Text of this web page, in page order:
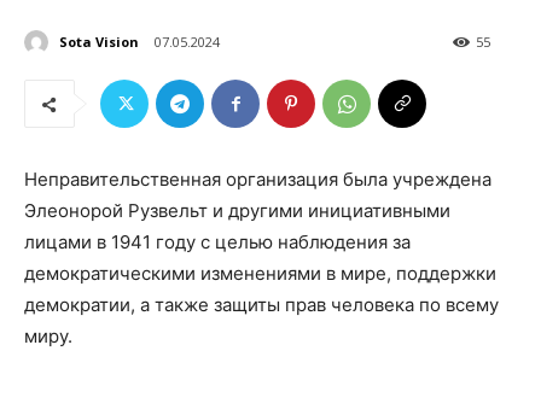
Sota Vision 07.05.2024 55
Неправительственная организация была учреждена
Элеонорой Рузвельт и другими инициативными
лицами в 1941 году с целью наблюдения за
демократическими изменениями в мире, поддержки
демократии, а также защиты прав человека по всему
миру.